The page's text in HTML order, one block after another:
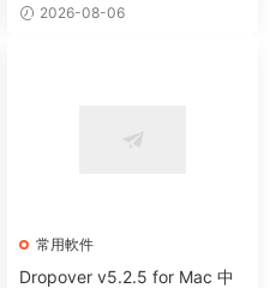
2026-08-06
常用軟件
Dropover v5.2.5 for Mac 中